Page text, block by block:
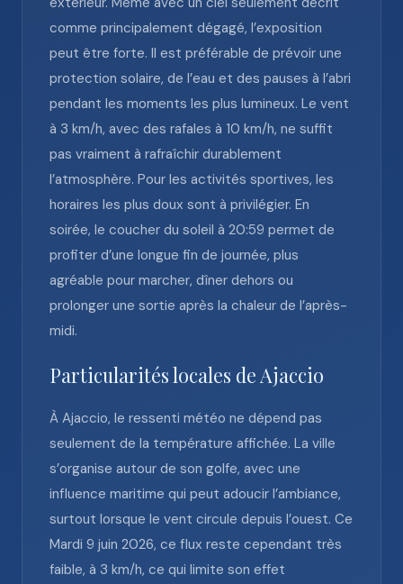
comme principalement dégagé, l’exposition
peut être forte. Il est préférable de prévoir une
protection solaire, de l’eau et des pauses à l’abri
pendant les moments les plus lumineux. Le vent
à 3 km/h, avec des rafales à 10 km/h, ne suffit
pas vraiment à rafraîchir durablement
l’atmosphère. Pour les activités sportives, les
horaires les plus doux sont à privilégier. En
soirée, le coucher du soleil à 20:59 permet de
profiter d’une longue fin de journée, plus
agréable pour marcher, dîner dehors ou
prolonger une sortie après la chaleur de l’après-
midi.
Particularités locales de Ajaccio
À Ajaccio, le ressenti météo ne dépend pas
seulement de la température affichée. La ville
s’organise autour de son golfe, avec une
influence maritime qui peut adoucir l’ambiance,
surtout lorsque le vent circule depuis l’ouest. Ce
Mardi 9 juin 2026, ce flux reste cependant très
faible, à 3 km/h, ce qui limite son effet